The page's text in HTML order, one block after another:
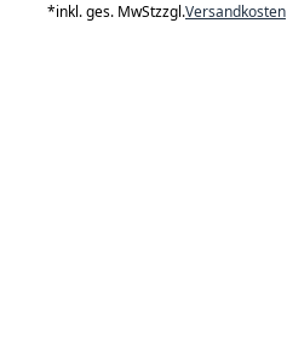
*inkl. ges. MwStzzgl.Versandkosten